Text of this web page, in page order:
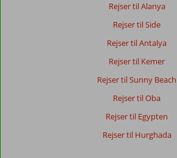
Rejser til Alanya
Rejser til Side
Rejser til Antalya
Rejser til Kemer
Rejser til Sunny Beach
Rejser til Oba
Rejser til Egypten
Rejser til Hurghada